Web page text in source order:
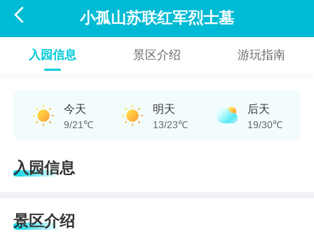
 小孤山苏联红军烈士墓
入园信息 景区介绍 游玩指南
今天
9/21℃
明天
13/23℃
后天
19/30℃
入园信息
景区介绍